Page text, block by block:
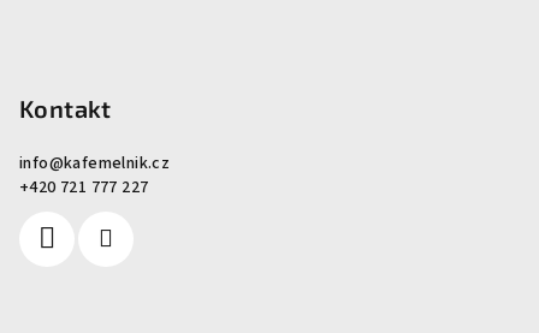
Kontakt
info@kafemelnik.cz
+420 721 777 227